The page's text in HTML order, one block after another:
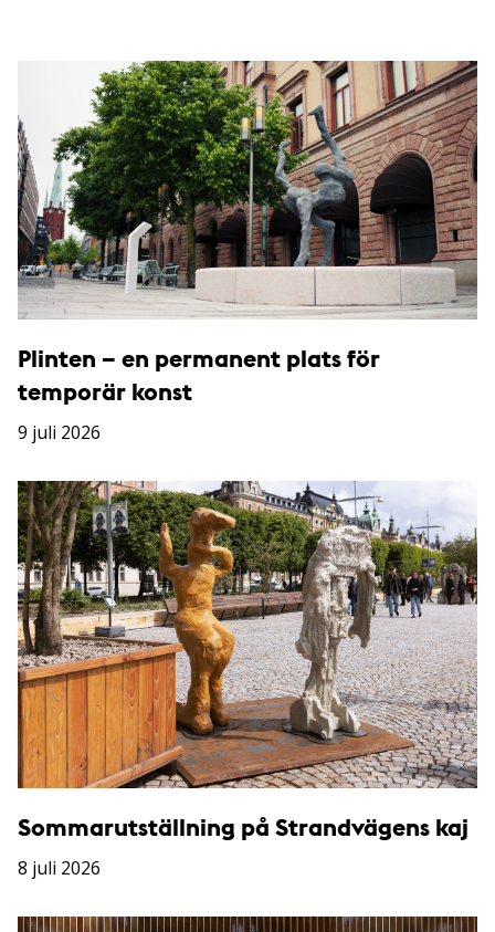
Plinten – en permanent plats för
temporär konst
9 juli 2026
Sommarutställning på Strandvägens kaj
8 juli 2026